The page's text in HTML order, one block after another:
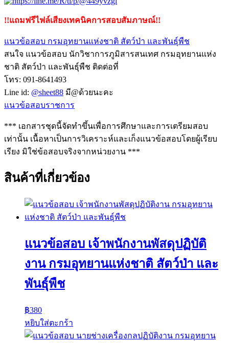
!!แถมฟรีไฟล์เสียงเทคนิคการสอบสัมภาษณ์!!
แนวข้อสอบ กรมอุทยานแห่งชาติ สัตว์ป่า และพันธุ์พืช
สนใจ แนวข้อสอบ นักวิชาการภูมิสารสนเทศ กรมอุทยานแห่ง
ชาติ สัตว์ป่า และพันธุ์พืช ติดต่อที่
โทร: 091-8641493
Line id: @sheet88 มี@ด้วยนะคะ
แนวข้อสอบราชการ
*** เอกสารชุดนี้จัดทำขึ้นเพื่อการศึกษาและการเตรียมสอบ
เท่านั้น เนื้อหาเป็นการวิเคราะห์และเก็งแนวข้อสอบโดยผู้เรียบ
เรียง มิใช่ข้อสอบจริงจากหน่วยงาน ***
สินค้าที่เกี่ยวข้อง
แนวข้อสอบ เจ้าพนักงานพัสดุปฏิบัติ
งาน กรมอุทยานแห่งชาติ สัตว์ป่า และ
พันธุ์พืช
฿380
หยิบใส่ตะกร้า